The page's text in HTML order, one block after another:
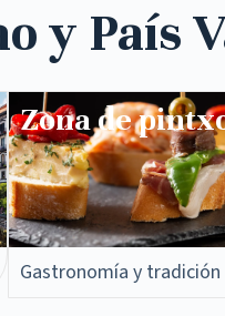
y País
Zona de
Gastronomía y